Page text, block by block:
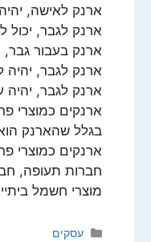
ארנק לאישה,
ארנק לגבר, יכול
ארנק בעבור גבר,
ארנק לגבר,
ארנק לגבר, יהיה
ארנקים כמוצרי
בגלל שהארנק
ארנקים כמוצרי
חברות תעופה,
מוצרי חשמל
קטגוריות
עסקים